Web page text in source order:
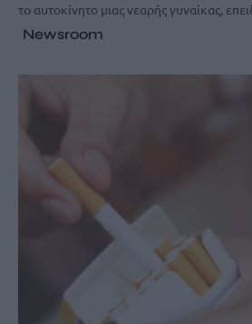
το αυτοκίνητο μιας νεαρής γυναίκας,
Newsroom